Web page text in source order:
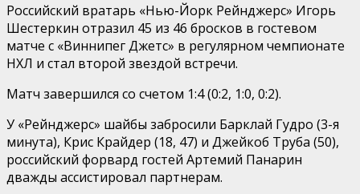
Российский вратарь «Нью-Йорк Рейнджерс» Игорь
Шестеркин отразил 45 из 46 бросков в гостевом
матче с «Виннипег Джетс» в регулярном чемпионате
НХЛ и стал второй звездой встречи.
Матч завершился со счетом 1:4 (0:2, 1:0, 0:2).
У «Рейнджерс» шайбы забросили Барклай Гудро (3-я
минута), Крис Крайдер (18, 47) и Джейкоб Труба (50),
российский форвард гостей Артемий Панарин
дважды ассистировал партнерам.